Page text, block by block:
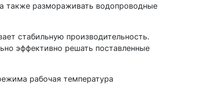
также размораживать водопроводные
стабильную производительность.
эффективно решать поставленные
рабочая температура